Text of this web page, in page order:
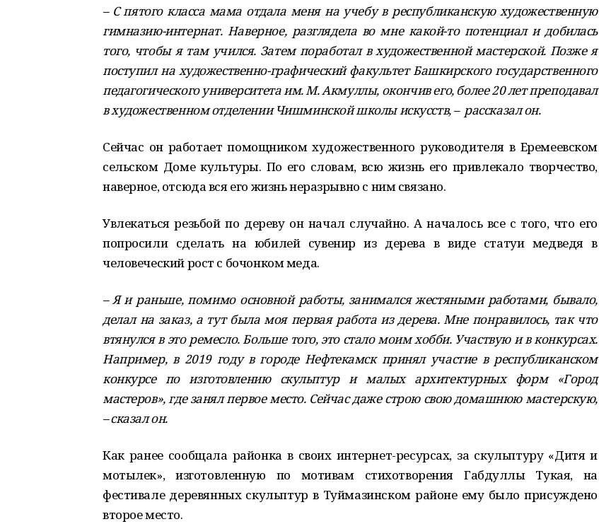
– С пятого класса мама отдала меня на учебу в республиканскую художественную
гимназию-интернат. Наверное, разглядела во мне какой-то потенциал и добилась
того, чтобы я там учился. Затем поработал в художественной мастерской. Позже я
поступил на художественно-графический факультет Башкирского государственного
педагогического университета им. М. Акмуллы, окончив его, более 20 лет преподавал
в художественном отделении Чишминской школы искусств, – рассказал он.
Сейчас он работает помощником художественного руководителя в Еремеевском
сельском Доме культуры. По его словам, всю жизнь его привлекало творчество,
наверное, отсюда вся его жизнь неразрывно с ним связано.
Увлекаться резьбой по дереву он начал случайно. А началось все с того, что его
попросили сделать на юбилей сувенир из дерева в виде статуи медведя в
человеческий рост с бочонком меда.
– Я и раньше, помимо основной работы, занимался жестяными работами, бывало,
делал на заказ, а тут была моя первая работа из дерева. Мне понравилось, так что
втянулся в это ремесло. Больше того, это стало моим хобби. Участвую и в конкурсах.
Например, в 2019 году в городе Нефтекамск принял участие в республиканском
конкурсе по изготовлению скульптур и малых архитектурных форм «Город
мастеров», где занял первое место. Сейчас даже строю свою домашнюю мастерскую,
– сказал он.
Как ранее сообщала районка в своих интернет-ресурсах, за скульптуру «Дитя и
мотылек», изготовленную по мотивам стихотворения Габдуллы Тукая, на
фестивале деревянных скульптур в Туймазинском районе ему было присуждено
второе место.